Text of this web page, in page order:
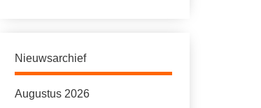
Nieuwsarchief
Augustus 2026